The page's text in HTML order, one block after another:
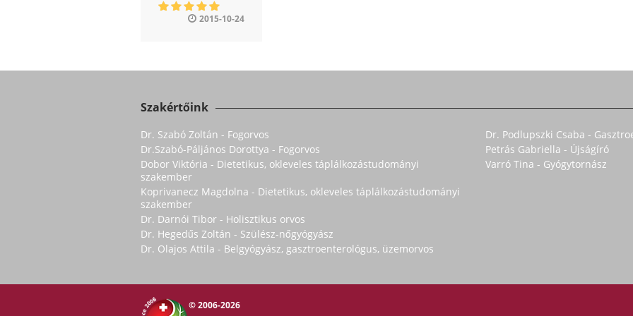
2015-10-24
Szakértőink
Dr. Szabó Zoltán - Fogorvos
Dr.Szabó-Páljános Dorottya - Fogorvos
Dobor Viktória - Dietetikus, okleveles táplálkozástudományi
szakember
Koprivanecz Magdolna - Dietetikus, okleveles táplálkozástudományi
szakember
Dr. Darnói Tibor - Holisztikus orvos
Dr. Hegedűs Zoltán - Szülész-nőgyógyász
Dr. Olajos Attila - Belgyógyász, gasztroenterológus, üzemorvos
Dr. Podlupszki Csaba -
Petrás Gabriella - Újságíró
Varró Tina - Gyógytornász
© 2006-2026